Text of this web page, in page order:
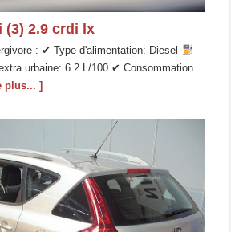
(3) 2.9 crdi lx
: ✔ Type d'alimentation: Diesel
urbaine: 6.2 L/100 ✔ Consommation
plus... ]